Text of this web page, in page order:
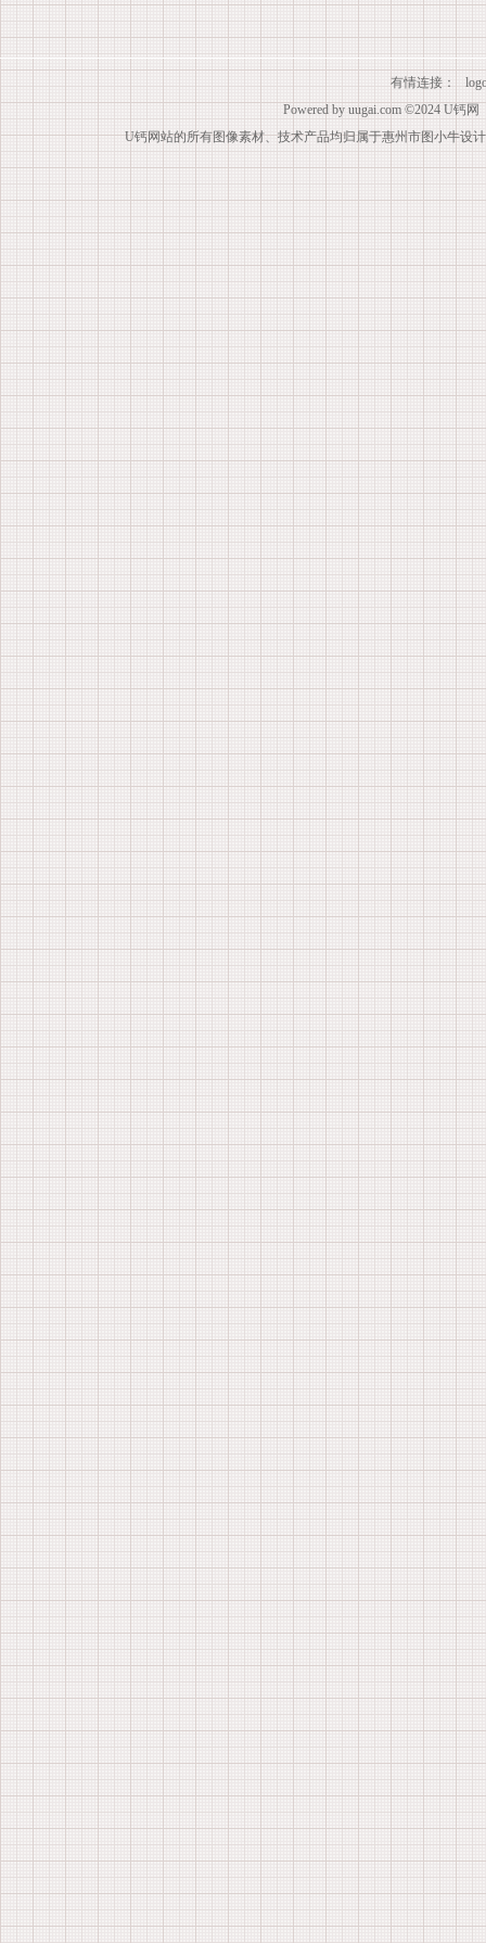
有情连接：
Powered by uugai.com ©2024 U钙网
U钙网站的所有图像素材、技术产品均归属于惠州市图小牛设